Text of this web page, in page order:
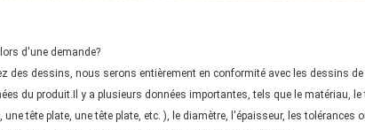
d'une demande?
des dessins, nous serons entièrement en conformité avec les dessins
du produit.Il y a plusieurs données importantes, tels que le matériau, le
tête plate, une tête plate, etc. ), le diamètre, l'épaisseur, les tolérances